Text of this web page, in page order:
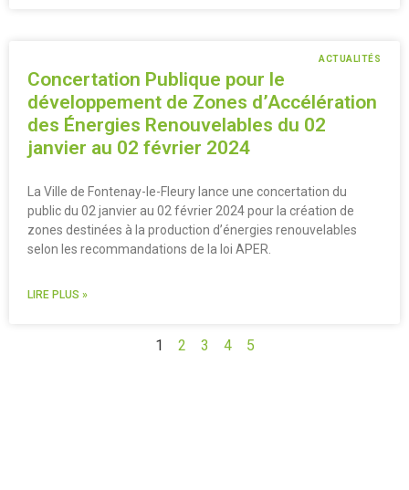
ACTUALITÉS
Concertation Publique pour le
développement de Zones d’Accélération
des Énergies Renouvelables du 02
janvier au 02 février 2024
La Ville de Fontenay-le-Fleury lance une concertation du
public du 02 janvier au 02 février 2024 pour la création de
zones destinées à la production d’énergies renouvelables
selon les recommandations de la loi APER.
LIRE PLUS »
1 2 3 4 5